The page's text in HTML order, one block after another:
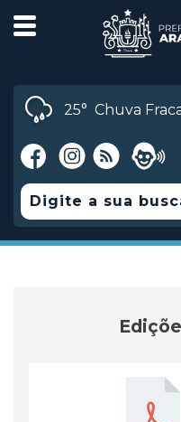
25° Chuva